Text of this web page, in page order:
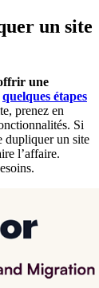
un site
une
quelques étapes
prenez en
Si
dupliquer un site
l’affaire.